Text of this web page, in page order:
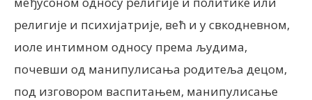
религије и психијатрије, већ и у свкодневном,
иоле интимном односу према људима,
почевши од манипулисања родитеља децом,
под изговором васпитањем, манипулисање